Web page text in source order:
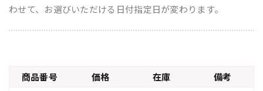
わせて、お選びいただける日付指定日が変わります。
商品番号 価格 在庫
備考